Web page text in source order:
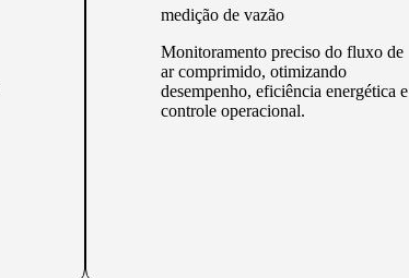
medição de vazão
Monitoramento preciso do fluxo de
ar comprimido, otimizando
desempenho, eficiência energética e
controle operacional.